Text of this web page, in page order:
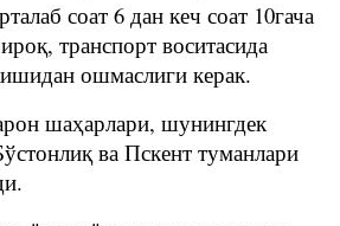
соат 6 дан кеч соат 10гача
транспорт воситасида
ошмаслиги керак.
шаҳарлари, шунингдек
ва Пскент туманлари